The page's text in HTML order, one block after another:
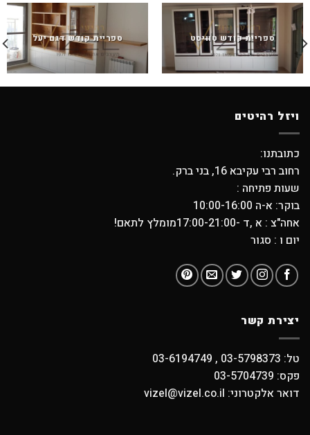
ספריית קודש טוויסט ספריית קודש דגם יעל
ויזל רהיטים
כתובתנו:
רחוב רבי עקיבא 16, בני ברק.
שעות פתיחה :
בוקר: א-ה 10:00-16:00
אחה"צ : א ,ד -17:00-21:00מומלץ לתאם!
יום ו : סגור
יצירת קשר
טל: 03-5798373 , 03-6194749
פקס: 03-5704739
דואר אלקטרוני: vizel@vizel.co.il